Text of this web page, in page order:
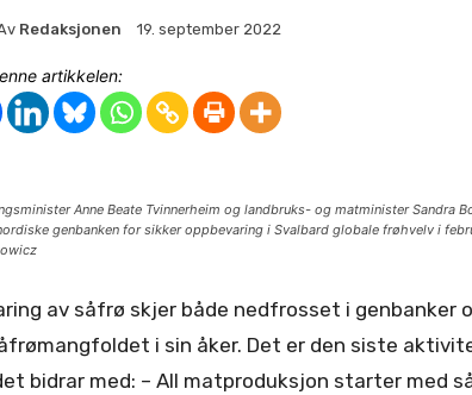
Redaksjonen 19. september 2022
artikkelen:
Anne Beate Tvinnerheim og landbruks- og matminister Sandra
genbanken for sikker oppbevaring i Svalbard globale frøhvelv i
av såfrø skjer både nedfrosset i genbanker
i sin åker. Det er den siste
bidrar med: – All matproduksjon starter med